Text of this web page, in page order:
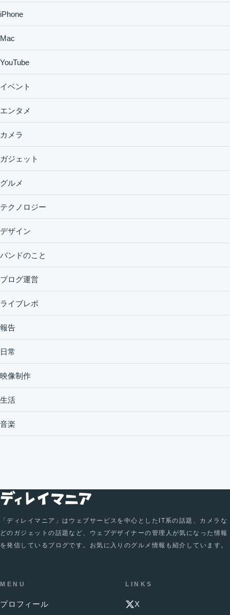
iPhone
Mac
YouTube
イベント
エンタメ
カメラ
ガジェット
グルメ
テクノロジー
デザイン
バンドのこと
ブログ運営
ライブレポ
報告
日常
映像制作
生活
音楽
「ディレイマニア」はウェブサービスを中心としたIT系の話題、カメラな
どのガジェットの話題など、ウェブデザイナーの管理人が気になった情報
を発信しているブログです。お気に入りのグルメ情報も紹介しています。
MENU
プロフィール
LINKS
X